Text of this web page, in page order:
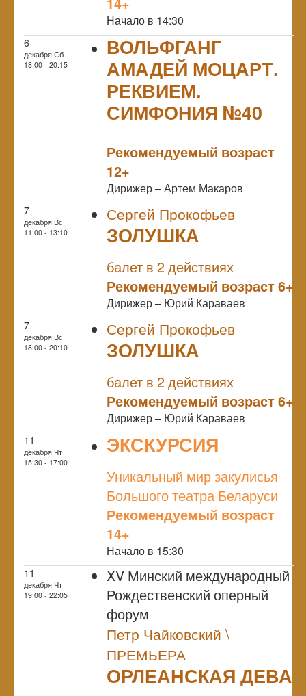
Начало в 14:30
6
декабря|Сб
18:00 - 20:15
ВОЛЬФГАНГ
АМАДЕЙ МОЦАРТ.
РЕКВИЕМ.
СИМФОНИЯ №40
Рекомендуемый возраст
12+
Дирижер – Артем Макаров
7
декабря|Вс
11:00 - 13:10
Сергей Прокофьев
ЗОЛУШКА
балет в 2 действиях
Рекомендуемый возраст 6+
Дирижер – Юрий Караваев
7
декабря|Вс
18:00 - 20:10
Сергей Прокофьев
ЗОЛУШКА
балет в 2 действиях
Рекомендуемый возраст 6+
Дирижер – Юрий Караваев
11
декабря|Чт
15:30 - 17:00
ЭКСКУРСИЯ
Уникальный мир закулисья
Большого театра Беларуси
Рекомендуемый возраст
14+
Начало в 15:30
11
декабря|Чт
19:00 - 22:05
XV Минский международный
Рождественский оперный
форум
Петр Чайковский \
ПРЕМЬЕРА
ОРЛЕАНСКАЯ ДЕВА